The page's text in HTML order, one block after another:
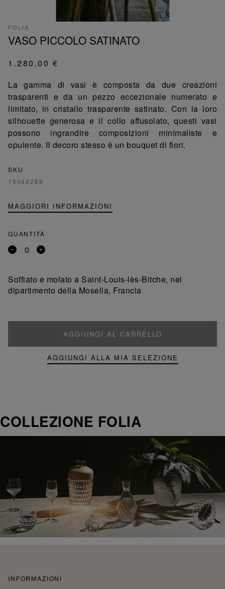
FOLIA
VASO PICCOLO SATINATO
1.280,00 €
La gamma di vasi è composta da due creazioni
trasparenti e da un pezzo eccezionale numerato e
limitato, in cristallo trasparente satinato. Con la loro
silhouette generosa e il collo affusolato, questi vasi
possono ingrandire composizioni minimaliste e
opulente. Il decoro stesso è un bouquet di fiori.
SKU
15048288
MAGGIORI INFORMAZIONI
QUANTITÀ
Rimuovi
Aggiungi
Soffiato e molato a Saint-Louis-lès-Bitche, nel
dipartimento della Mosella, Francia
AGGIUNGI AL CARRELLO
AGGIUNGI ALLA MIA SELEZIONE
COLLEZIONE FOLIA
INFORMAZIONI